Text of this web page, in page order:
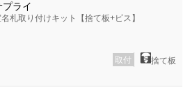
プライ
札取り付けキット【捨て板+ビス】
取付 捨て板